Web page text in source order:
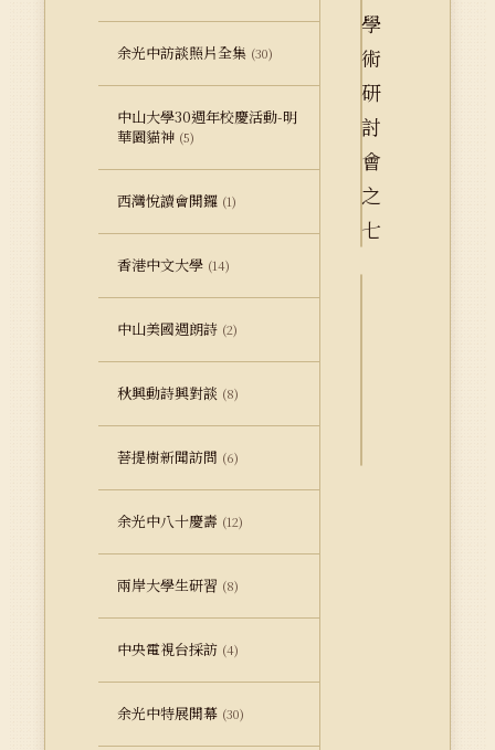
余光中訪談照片全集 (30)
中山大學30週年校慶活動-明
華園貓神 (5)
西灣悅讀會開鑼 (1)
香港中文大學 (14)
中山美國週朗詩 (2)
秋興動詩興對談 (8)
菩提樹新聞訪問 (6)
余光中八十慶壽 (12)
兩岸大學生研習 (8)
中央電視台採訪 (4)
余光中特展開幕 (30)